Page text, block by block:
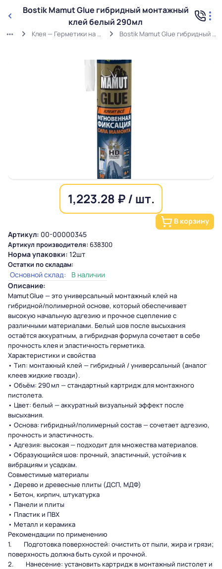
Bostik Mamut Glue гибридный монтажный
клей белый 290мл
Клея — Герметики на основе MS-полимеров Bostik Mamut Glue гибридный монтажный клей белый 290мл
1,223.28 ₽ / шт.
В корзину
Артикул: 00-00000345
Артикул производителя: 638300
Норма упаковки: 12шт
Остатки по складам:
Основной склад:
В наличии
Описание:
Mamut Glue — это универсальный монтажный клей на
гибридной/полимерной основе, который обеспечивает
высокую начальную адгезию и прочное сцепление с
различными материалами. Белый шов после высыхания
остаётся аккуратным, а гибридная формула сочетает в себе
прочность клея и эластичность герметика.
Характеристики и свойства
• Тип: монтажный клей — гибридный / универсальный (аналог
клеев жидкие гвозди).
• Объём: 290 мл — стандартный картридж для монтажного
пистолета.
• Цвет: белый — аккуратный визуальный эффект после
высыхания.
• Основа: гибридный/полимерный состав — сочетает адгезию,
прочность и эластичность.
• Адгезия: высокая — подходит для множества материалов.
• Образующийся шов: прочный, эластичный, устойчив к
вибрациям и усадкам.
Совместимые материалы
• Дерево и древесные плиты (ДСП, МДФ)
• Бетон, кирпич, штукатурка
• Панели и плиты
• Пластик и ПВХ
• Металл и керамика
Рекомендации по применению
1. Подготовка поверхностей: очистить от пыли, жира и грязи;
поверхность должна быть сухой и прочной.
2. Нанесение: установить картридж в монтажный пистолет и